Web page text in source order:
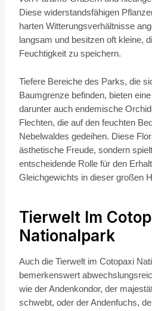
Diese widerstandsfähigen
harten Witterungsverhältnisse
langsam und besitzen oft kleine,
Feuchtigkeit zu speichern.
Tiefere Bereiche des Parks, die
Baumgrenze befinden, bieten
darunter auch endemische
Flechten, die auf den feuchten
Nebelwaldes gedeihen. Diese
ästhetische Freude, sondern
entscheidende Rolle für den
Gleichgewichts in dieser großen
Tierwelt Im
Nationalpark
Auch die Tierwelt im Cotopaxi
bemerkenswert
wie der Andenkondor, der
schwebt, oder der Andenfuchs,